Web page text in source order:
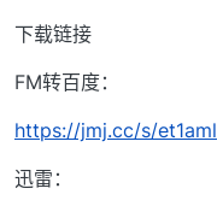
下载链接
FM转百度：
https://jmj.cc/s/et1aml
迅雷：